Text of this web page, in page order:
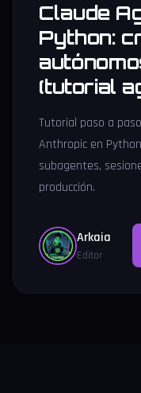
Claude
Python:
(tutorial
Tutorial paso a
Anthropic en
subagentes,
producción.
Arkaia
Editor